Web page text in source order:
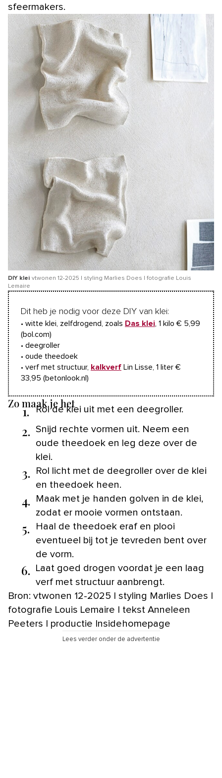
sfeermakers.
DIY klei vtwonen 12-2025 | styling Marlies Does | fotografie Louis
Lemaire
Dit heb je nodig voor deze DIY van klei:
• witte klei, zelfdrogend, zoals Das klei , 1 kilo € 5,99
(bol.com)
• deegroller
• oude theedoek
• verf met structuur, kalkverf Lin Lisse, 1 liter €
33,95 (betonlook.nl)
Zo maak je het
1. Rol de klei uit met een deegroller.
2. Snijd rechte vormen uit. Neem een
oude theedoek en leg deze over de
klei.
3.
Rol licht met de deegroller over de klei
en theedoek heen.
4.
Maak met je handen golven in de klei,
zodat er mooie vormen ontstaan.
5.
Haal de theedoek eraf en plooi
eventueel bij tot je tevreden bent over
de vorm.
6.
Laat goed drogen voordat je een laag
verf met structuur aanbrengt.
Bron: vtwonen 12-2025 | styling Marlies Does |
fotografie Louis Lemaire | tekst Anneleen
Peeters | productie Insidehomepage
Lees verder onder de advertentie